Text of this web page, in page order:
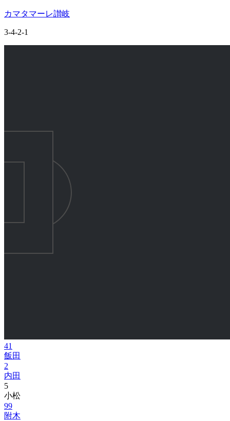
カマタマーレ讃岐
3-4-2-1
41
飯田
2
内田
5
小松
99
附木